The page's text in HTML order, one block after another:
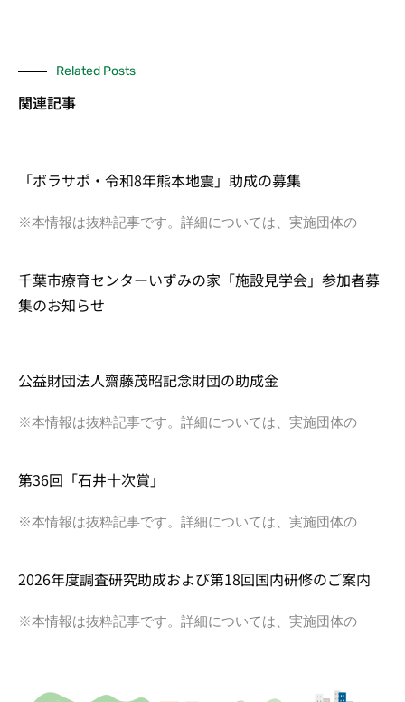
Related Posts
関連記事
「ボラサポ・令和8年熊本地震」助成の募集
※本情報は抜粋記事です。詳細については、実施団体の
千葉市療育センターいずみの家「施設見学会」参加者募
集のお知らせ
公益財団法人齋藤茂昭記念財団の助成金
※本情報は抜粋記事です。詳細については、実施団体の
第36回「石井十次賞」
※本情報は抜粋記事です。詳細については、実施団体の
2026年度調査研究助成および第18回国内研修のご案内
※本情報は抜粋記事です。詳細については、実施団体の